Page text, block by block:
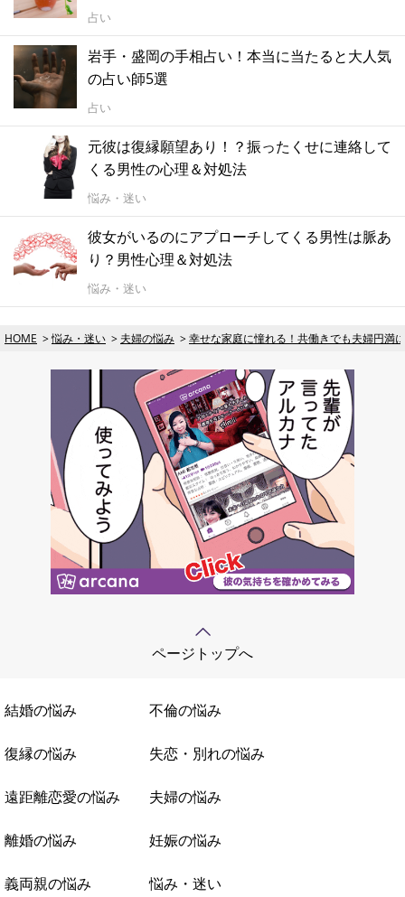
占い
岩手・盛岡の手相占い！本当に当たると大人気
の占い師5選
占い
元彼は復縁願望あり！？振ったくせに連絡して
くる男性の心理＆対処法
悩み・迷い
彼女がいるのにアプローチしてくる男性は脈あ
り？男性心理＆対処法
悩み・迷い
HOME 悩み・迷い 夫婦の悩み 幸せな家庭に憧れる！共働きでも夫婦円満
ページトップへ
結婚の悩み 不倫の悩み
復縁の悩み 失恋・別れの悩み
遠距離恋愛の悩み 夫婦の悩み
離婚の悩み 妊娠の悩み
義両親の悩み 悩み・迷い